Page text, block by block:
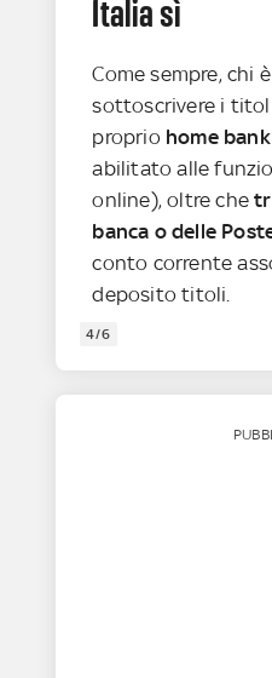
Italia sì
Come sempre, chi
sottoscrivere i
proprio home
abilitato alle
online), oltre che
banca o delle
conto corrente
deposito titoli.
4/6